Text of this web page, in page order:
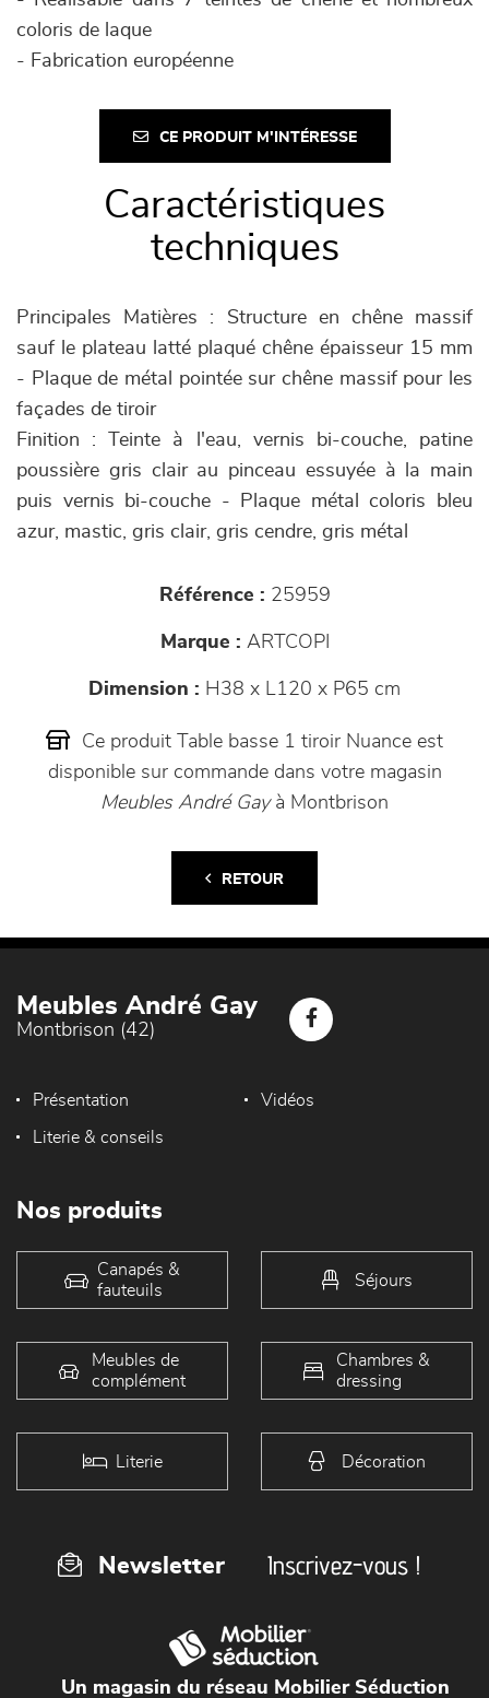
coloris de laque
- Fabrication européenne
CE PRODUIT M'INTÉRESSE
Caractéristiques
techniques
Principales Matières : Structure en chêne massif
sauf le plateau latté plaqué chêne épaisseur 15 mm
- Plaque de métal pointée sur chêne massif pour les
façades de tiroir
Finition : Teinte à l'eau, vernis bi-couche, patine
poussière gris clair au pinceau essuyée à la main
puis vernis bi-couche - Plaque métal coloris bleu
azur, mastic, gris clair, gris cendre, gris métal
Référence : 25959
Marque : ARTCOPI
Dimension : H38 x L120 x P65 cm
Ce produit Table basse 1 tiroir Nuance est
disponible sur commande dans votre magasin
Meubles André Gayà Montbrison
RETOUR
Meubles André Gay
Montbrison (42)
Présentation Vidéos
Literie & conseils
Nos produits
Canapés &
fauteuils
Séjours
Meubles de
complément
Chambres &
dressing
Literie Décoration
Newsletter Inscrivez-vous !
Un magasin du réseau Mobilier Séduction